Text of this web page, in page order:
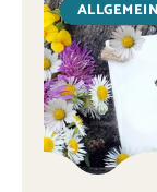
ALLGEMEIN